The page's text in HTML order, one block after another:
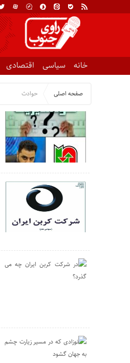
خانه سیاسی اقتصادی
صفحه اصلی حوادث